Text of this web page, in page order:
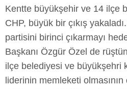
Kentte büyükşehir ve 14 ilçe
CHP, büyük bir çıkış
partisini birinci çıkarmayı
Başkanı Özgür Özel de
ilçe belediyesi ve büyükşehri
liderinin memleketi